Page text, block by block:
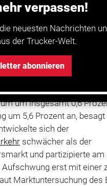
verpassen!
neuesten Nachrichten
der Trucker-Welt.
abonnieren
auf dem deutschen
im ersten Halbjahr
Studie des Bundesamts für
und Rückgänge beim
beobachten. Die beförderte
stieg im Vergleich zum
um insgesamt 0,6
um 5,6 Prozent an, besagt
sich der
schwächer als der
und partizipierte am
Aufschwung erst mit einer
Marktuntersuchung des